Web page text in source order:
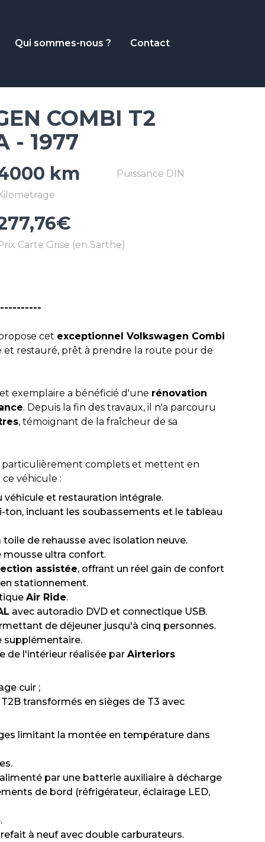
Qui sommes-nous ? Contact
COMBI T2
- 1977
km
cet exceptionnel Volkswagen Combi
et restauré, prêt à prendre la route pour de
exemplaire a bénéficié d'une rénovation
. Depuis la fin des travaux, il n'a parcouru
, témoignant de la fraîcheur de sa
particulièrement complets et mettent en
véhicule :
et restauration intégrale.
incluant les soubassements et le tableau
de rehausse avec isolation neuve.
mousse ultra confort.
assistée, offrant un réel gain de confort
stationnement.
Air Ride.
avec autoradio DVD et connectique USB.
de déjeuner jusqu'à cinq personnes.
supplémentaire.
de l'intérieur réalisée par Airteriors
cuir ;
transformés en sièges de T3 avec
limitant la montée en température dans
par une batterie auxiliaire à décharge
de bord (réfrigérateur, éclairage LED,
à neuf avec double carburateurs.